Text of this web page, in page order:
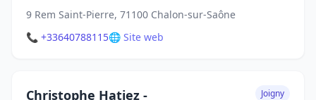
9 Rem Saint-Pierre, 71100 Chalon-sur-Saône
📞 +33640788115🌐 Site web
Christophe Hatiez -
Joigny